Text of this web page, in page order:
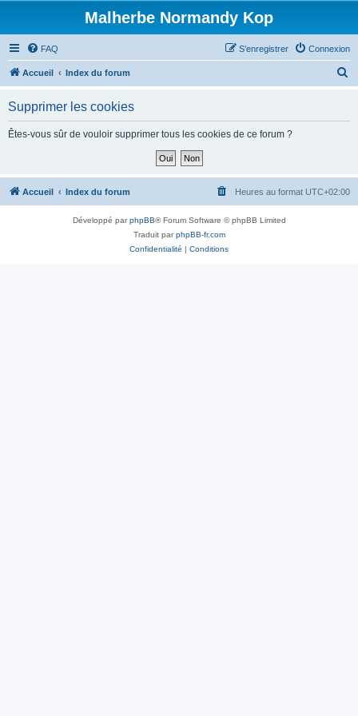
Malherbe Normandy Kop
FAQ Connexion
S’enregistrer
Accueil Index du forum
h
Supprimer les cookies
Êtes-vous sûr de vouloir supprimer tous les cookies de ce forum ?
Accueil Index du forum Heures au format UTC+02:00
Développé parphpBB® Forum Software © phpBB Limited
Traduit parphpBB-fr.com
Confidentialité | Conditions